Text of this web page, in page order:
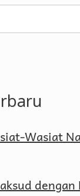
Wasiat
dengan